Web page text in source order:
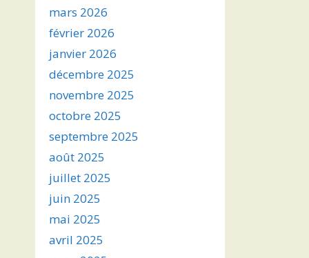
mars 2026
février 2026
janvier 2026
décembre 2025
novembre 2025
octobre 2025
septembre 2025
août 2025
juillet 2025
juin 2025
mai 2025
avril 2025